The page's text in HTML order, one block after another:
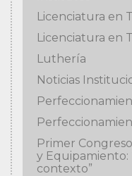
Licenciatura en
Licenciatura en
Luthería
Noticias
Primer
y Equipamiento:
contexto”